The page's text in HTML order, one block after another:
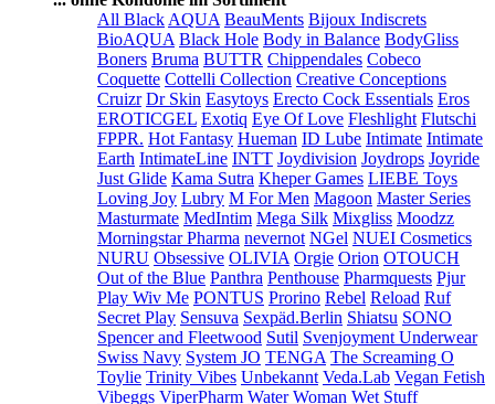
All Black AQUA BeauMents Bijoux Indiscrets
BioAQUA Black Hole Body in Balance BodyGliss
Boners Bruma BUTTR Chippendales Cobeco
Coquette Cottelli Collection Creative Conceptions
Cruizr Dr Skin Easytoys Erecto Cock Essentials Eros
EROTICGEL Exotiq Eye Of Love Fleshlight Flutschi
FPPR. Hot Fantasy Hueman ID Lube Intimate Intimate
Earth IntimateLine INTT Joydivision Joydrops Joyride
Just Glide Kama Sutra Kheper Games LIEBE Toys
Loving Joy Lubry M For Men Magoon Master Series
Masturmate MedIntim Mega Silk Mixgliss Moodzz
Morningstar Pharma nevernot NGel NUEI Cosmetics
NURU Obsessive OLIVIA Orgie Orion OTOUCH
Out of the Blue Panthra Penthouse Pharmquests Pjur
Play Wiv Me PONTUS Prorino Rebel Reload Ruf
Secret Play Sensuva Sexpäd.Berlin Shiatsu SONO
Spencer and Fleetwood Sutil Svenjoyment Underwear
Swiss Navy System JO TENGA The Screaming O
Toylie Trinity Vibes Unbekannt Veda.Lab Vegan Fetish
Vibeggs ViperPharm Water Woman Wet Stuff